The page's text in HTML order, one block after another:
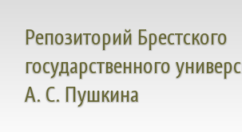
Репозиторий Брестского
государственного
А. С. Пушкина